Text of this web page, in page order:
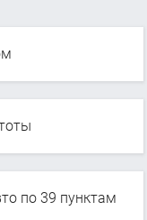
по 39 пунктам